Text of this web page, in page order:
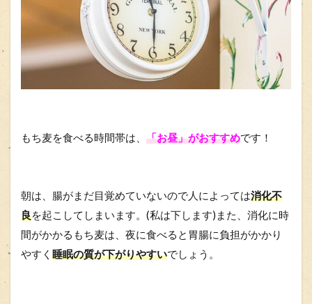
もち麦を食べる時間帯は、 「お昼」がおすすめです！
朝は、腸がまだ目覚めていないので人によっては消化不
良を起こしてしまいます。(私は下します) また、消化に時
間がかかるもち麦は、夜に食べると胃腸に負担がかかり
やすく 睡眠の質が下がりやすいでしょう。